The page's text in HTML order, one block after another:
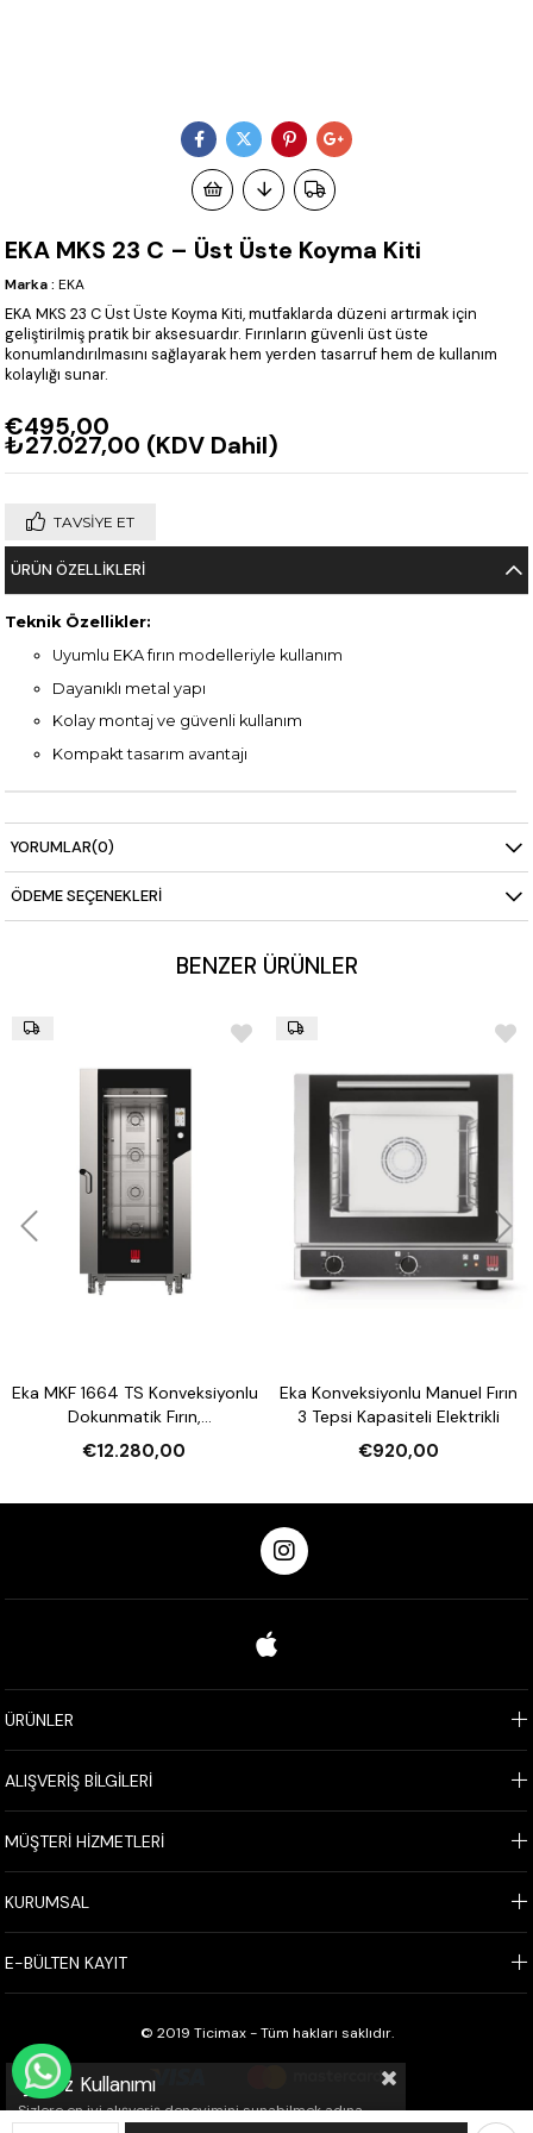
EKA MKS 23 C – Üst Üste Koyma Kiti
Marka : EKA
EKA MKS 23 C Üst Üste Koyma Kiti, mutfaklarda düzeni artırmak için
geliştirilmiş pratik bir aksesuardır. Fırınların güvenli üst üste
konumlandırılmasını sağlayarak hem yerden tasarruf hem de kullanım
kolaylığı sunar.
€495,00
₺27.027,00 (KDV Dahil)
TAVSIYE ET
ÜRÜN ÖZELLIKLERI
Teknik Özellikler:
Uyumlu EKA fırın modelleriyle kullanım
Dayanıklı metal yapı
Kolay montaj ve güvenli kullanım
Kompakt tasarım avantajı
YORUMLAR(0)
ÖDEME SEÇENEKLERI
BENZER ÜRÜNLER
Eka MKF 1664 TS Konveksiyonlu
Dokunmatik Fırın,
Nemlendirmeli 16 Tepsi
Kapasiteli Elektrikli
€12.280,00
Eka Konveksiyonlu Manuel Fırın
3 Tepsi Kapasiteli Elektrikli
€920,00
ÜRÜNLER
ALIŞVERİŞ BİLGİLERİ
MÜŞTERİ HİZMETLERİ
KURUMSAL
E-BÜLTEN KAYIT
© 2019 Ticimax - Tüm hakları saklıdır.
Çerez Kullanımı
Sizlere en iyi alışveriş deneyimini sunabilmek adına